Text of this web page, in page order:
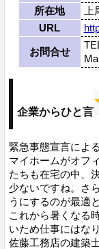
所在地
URL
お問合せ
企業からひと言
緊急事態宣言によ
マイホームがオフ
たちも在宅の中、
少ないですね。さ
うにするのが最適
これから暑くなる
いため仕事にはな
佐藤工務店の建築